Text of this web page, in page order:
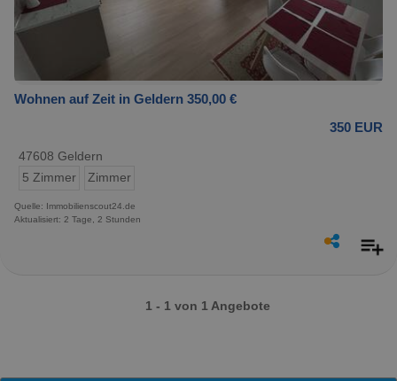
Wohnen auf Zeit in Geldern 350,00 €
350 EUR
47608 Geldern
5 Zimmer
Zimmer
Quelle: Immobilienscout24.de
Aktualisiert: 2 Tage, 2 Stunden
1 - 1 von 1 Angebote